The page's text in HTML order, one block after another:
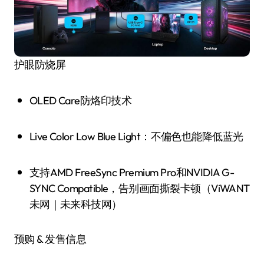
护眼防烧屏
OLED Care防烙印技术
Live Color Low Blue Light：不偏色也能降低蓝光
支持AMD FreeSync Premium Pro和NVIDIA G-
SYNC Compatible，告别画面撕裂卡顿（ViWANT
未网｜未来科技网）
预购 & 发售信息